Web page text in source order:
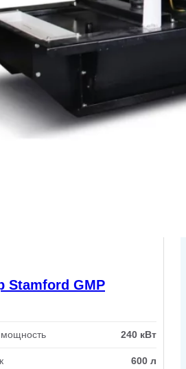
Stamford GMP
240 кВт
600 л